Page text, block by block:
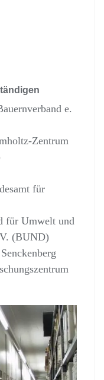
e.
Zentrum
für
für Umwelt und
(BUND)